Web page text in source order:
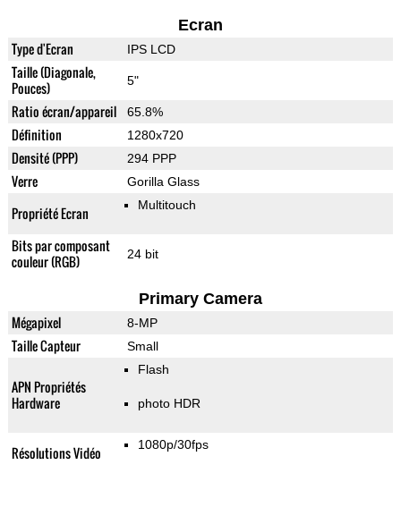
Ecran
Type d'Ecran IPS LCD
Taille (Diagonale,
Pouces)
5"
Ratio écran/appareil 65.8%
Définition 1280x720
Densité (PPP) 294 PPP
Verre Gorilla Glass
Propriété Ecran Multitouch
Bits par composant
couleur (RGB)
24 bit
Primary Camera
Mégapixel 8-MP
Taille Capteur Small
APN Propriétés
Hardware
Flash
photo HDR
Résolutions Vidéo 1080p/30fps